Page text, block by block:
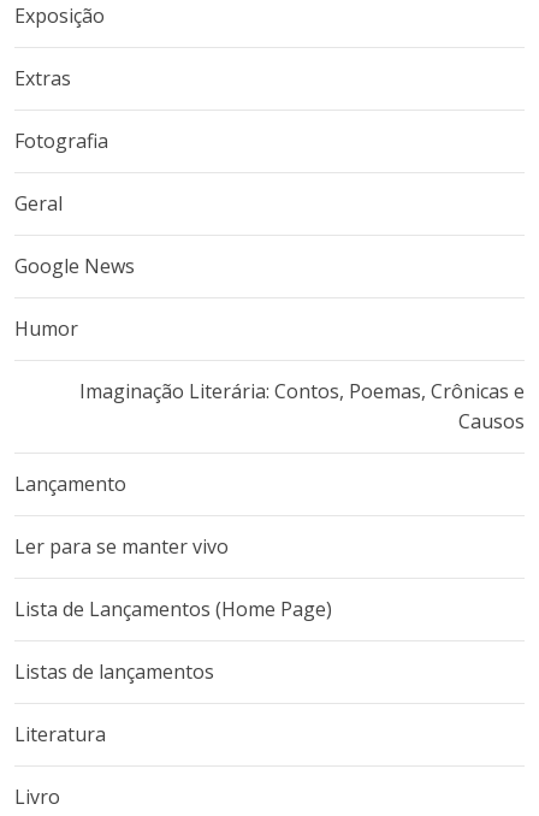
Exposição
Extras
Fotografia
Geral
Google News
Humor
Imaginação Literária: Contos, Poemas, Crônicas e
Causos
Lançamento
Ler para se manter vivo
Lista de Lançamentos (Home Page)
Listas de lançamentos
Literatura
Livro